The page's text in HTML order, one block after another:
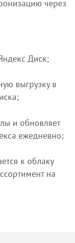
через
Диск;
выгрузку в
и обновляет
ежедневно;
к облаку
на